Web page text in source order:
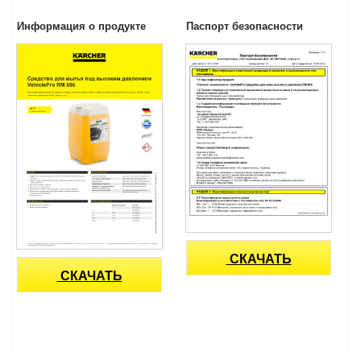
Информация о продукте
СКАЧАТЬ
Паспорт безопасности
СКАЧАТЬ